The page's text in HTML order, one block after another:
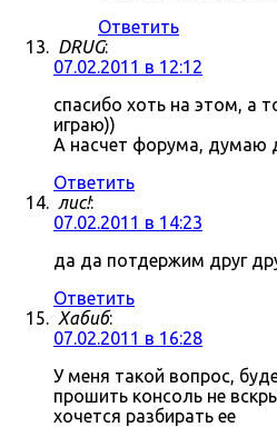
Ответить
DRUG:
07.02.2011 в 12:12
спасибо хоть на этом, а
играю))
А насчет форума, думаю
Ответить
лис!:
07.02.2011 в 14:23
да да потдержим друг
Ответить
Хабиб:
07.02.2011 в 16:28
У меня такой вопрос,
прошить консоль не
хочется разбирать ее